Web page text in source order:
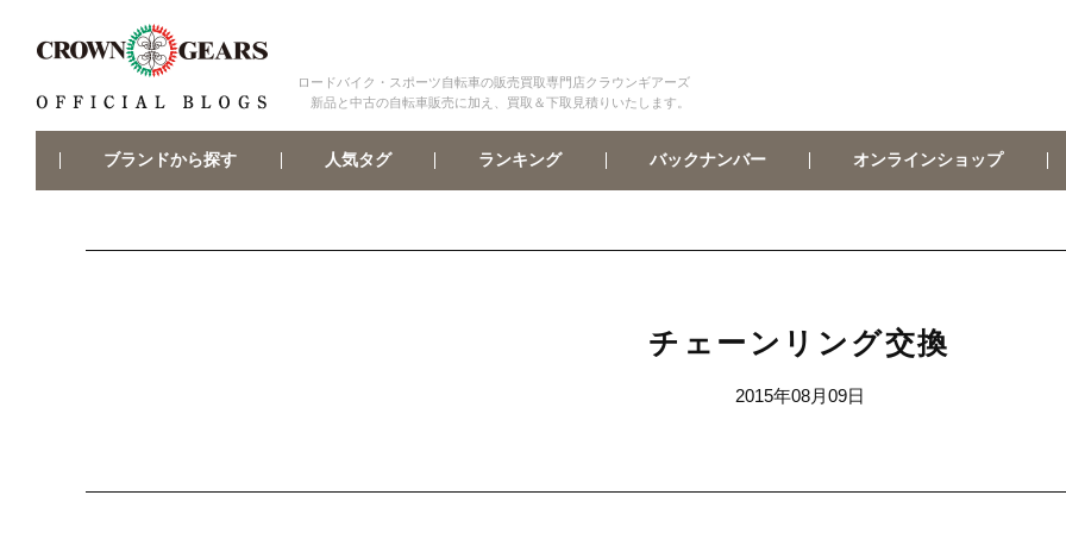
ロードバイク・スポーツ自転車の販売買取専門店クラウンギアーズ
新品と中古の自転車販売に加え、買取＆下取見積りいたします。
ブランドから探す 人気タグ ランキング バックナンバー オンラインショップ
チェーンリング交換
2015年08月09日